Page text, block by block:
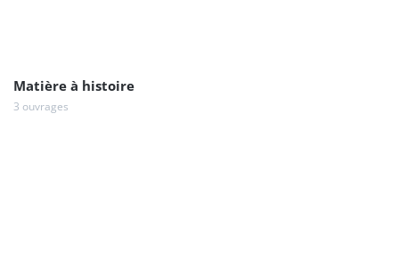
Matière à histoire
3 ouvrages